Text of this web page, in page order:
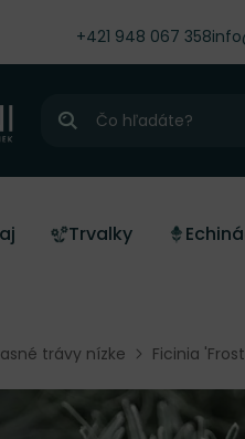
+421 948 067 358
Hľadať
Trvalky
trávy nízke Ficinia